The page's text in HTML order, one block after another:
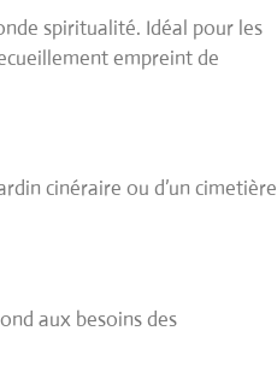
spiritualité. Idéal pour les
empreint de
cinéraire ou d’un cimetière
aux besoins des